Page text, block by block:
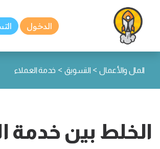
الدخول
المال والأعمال > التسويق > خدمة العملاء
الخلط بين خدمة